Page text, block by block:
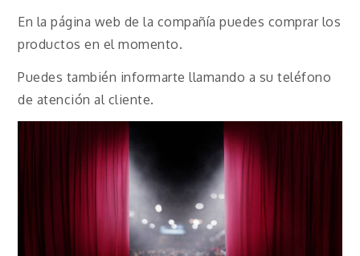
En la página web de la compañía puedes comprar los
productos en el momento.
Puedes también informarte llamando a su teléfono
de atención al cliente.